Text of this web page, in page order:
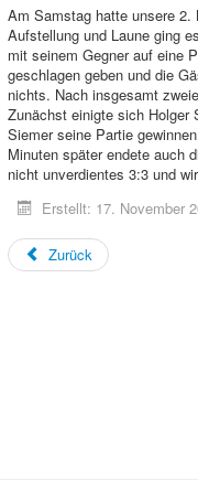
Am Samstag hatte unsere
Aufstellung und Laune ging
mit seinem Gegner auf eine
geschlagen geben und die
nichts. Nach insgesamt
Zunächst einigte sich Holger
Siemer seine Partie
Minuten später endete auch
nicht unverdientes 3:3 und
Erstellt: 17. November
Zurück